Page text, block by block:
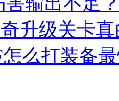
升级关卡
怎么打装备